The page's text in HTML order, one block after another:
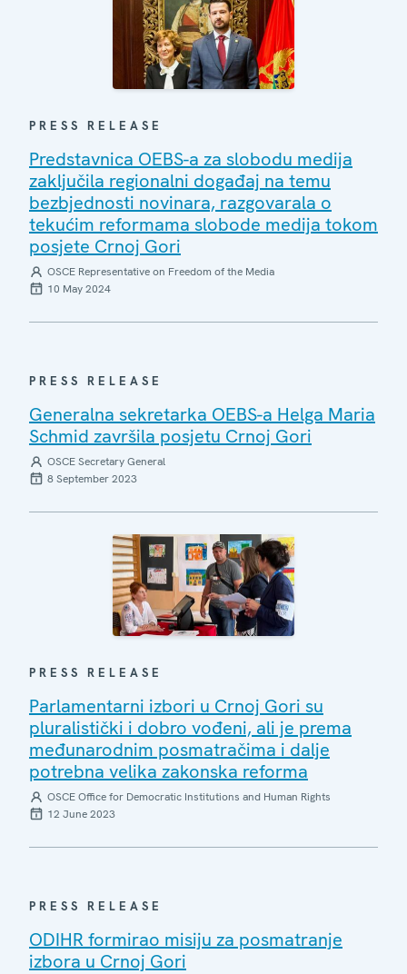
PRESS RELEASE
Predstavnica OEBS-a za slobodu medija
zaključila regionalni događaj na temu
bezbjednosti novinara, razgovarala o
tekućim reformama slobode medija tokom
posjete Crnoj Gori
OSCE Representative on Freedom of the Media
10 May 2024
PRESS RELEASE
Generalna sekretarka OEBS-a Helga Maria
Schmid završila posjetu Crnoj Gori
OSCE Secretary General
8 September 2023
PRESS RELEASE
Parlamentarni izbori u Crnoj Gori su
pluralistički i dobro vođeni, ali je prema
međunarodnim posmatračima i dalje
potrebna velika zakonska reforma
OSCE Office for Democratic Institutions and Human Rights
12 June 2023
PRESS RELEASE
ODIHR formirao misiju za posmatranje
izbora u Crnoj Gori